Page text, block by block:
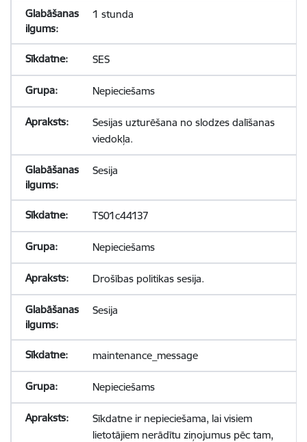
1 stunda
SES
Nepieciešams
Sesijas uzturēšana no slodzes dalīšanas
viedokļa.
Sesija
TS01c44137
Nepieciešams
Drošības politikas sesija.
Sesija
maintenance_message
Nepieciešams
Sīkdatne ir nepieciešama, lai visiem
lietotājiem nerādītu ziņojumus pēc tam,